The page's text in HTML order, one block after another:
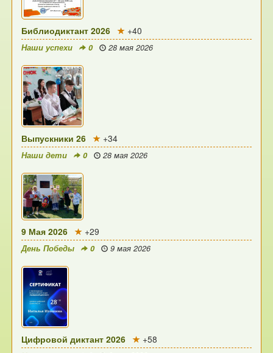
Библиодиктант 2026 +40
Наши успехи 0 28 мая 2026
Выпускники 26 +34
Наши дети 0 28 мая 2026
9 Мая 2026 +29
День Победы 0 9 мая 2026
Цифровой диктант 2026 +58